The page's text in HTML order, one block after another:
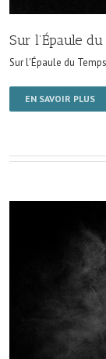
Sur l’Épaule du
Sur l'Épaule du Temps
EN SAVOIR PLUS